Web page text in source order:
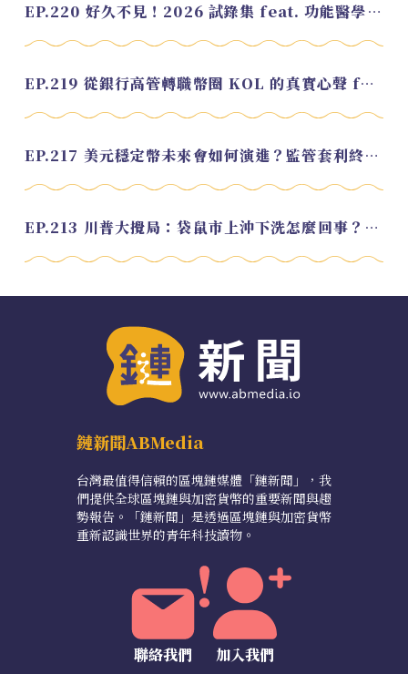
EP.220 好久不見！2026 試錄集 feat. 功能醫學營養師 美寶
EP.219 從銀行高管轉職幣圈 KOL 的真實心聲 feat.龜大
EP.217 美元穩定幣未來會如何演進？監管套利終將收斂？feat. 研究員 余哲安
EP.213 川普大攪局：袋鼠市上沖下洗怎麼回事？feat. Alvin
鏈新聞ABMedia
台灣最值得信賴的區塊鏈媒體「鏈新聞」，我
們提供全球區塊鏈與加密貨幣的重要新聞與趨
勢報告。「鏈新聞」是透過區塊鏈與加密貨幣
重新認識世界的青年科技讀物。
聯絡我們 加入我們